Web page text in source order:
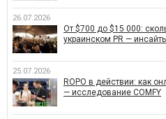
26.07.2026
От $700 до $15 000:
украинском PR —
25.07.2026
ROPO в действии: как
— исследование COMFY